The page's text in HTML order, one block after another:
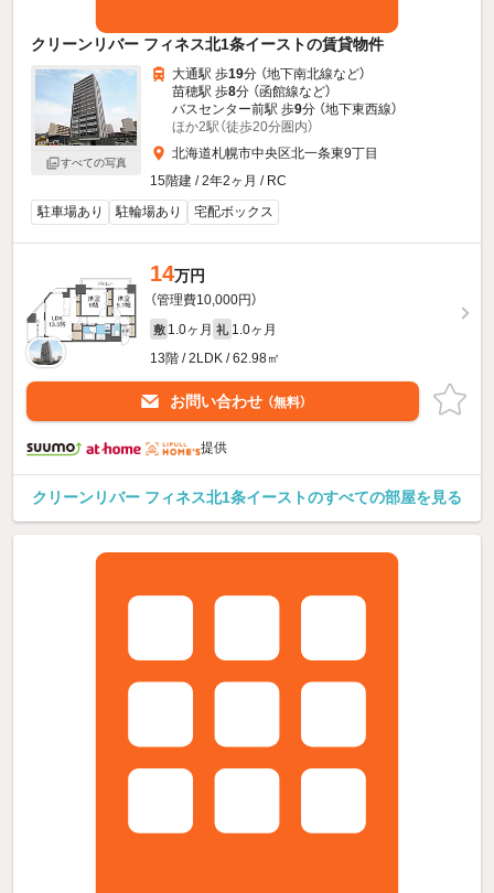
クリーンリバー フィネス北1条イーストの賃貸物件
すべての写真
大通駅 歩19分 （地下南北線など）
苗穂駅 歩8分 （函館線など）
バスセンター前駅 歩9分 （地下東西線）
ほか2駅（徒歩20分圏内）
北海道札幌市中央区北一条東9丁目
15階建 / 2年2ヶ月 / RC
駐車場あり
駐輪場あり 宅配ボックス
14万円
（管理費10,000円）
敷 1.0ヶ月 礼 1.0ヶ月
13階 / 2LDK / 62.98㎡
お問い合わせ （無料）
提供
クリーンリバー フィネス北1条イーストのすべての部屋を見る